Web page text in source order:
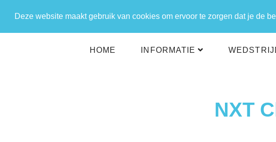
Deze website maakt gebruik van cookies om ervoor te zorgen dat je de
HOME INFORMATIE
NXT